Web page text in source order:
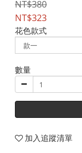
NT$380
NT$323
花色款式
數量
加入追蹤清單